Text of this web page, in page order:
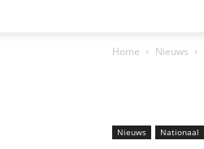
Home Nieuws
Nieuws Nationaal